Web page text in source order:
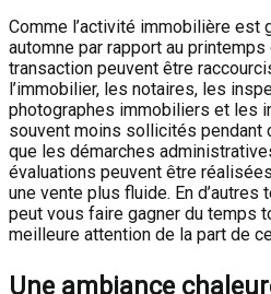
Comme l’activité immobilière est
automne par rapport au
transaction peuvent être
l’immobilier, les notaires, les
photographes immobiliers et les
souvent moins sollicités pendant
que les démarches
évaluations peuvent être
une vente plus fluide. En d’autres
peut vous faire gagner du temps
meilleure attention de la part de
Une ambiance